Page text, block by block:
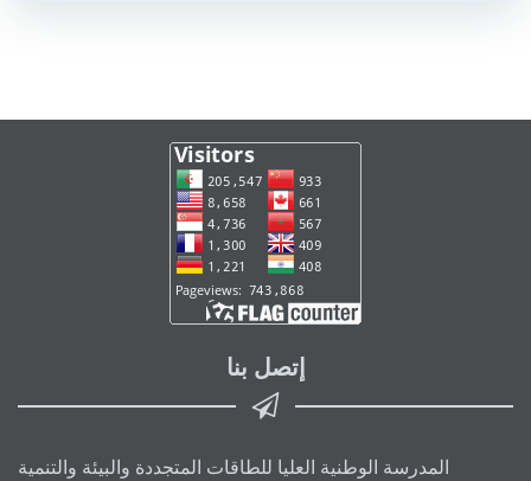
إتصل بنا
المدرسة الوطنية العليا للطاقات المتجددة والبيئة والتنمية